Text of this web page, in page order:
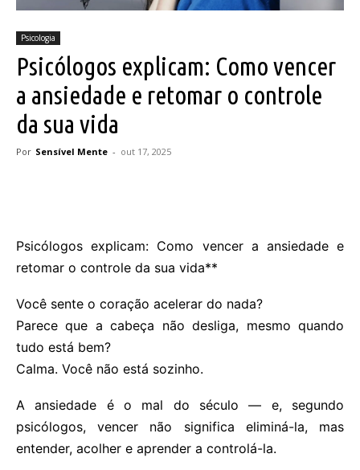
Psicologia
Psicólogos explicam: Como vencer
a ansiedade e retomar o controle
da sua vida
Por Sensível Mente - out 17, 2025
Psicólogos explicam: Como vencer a ansiedade e
retomar o controle da sua vida**
Você sente o coração acelerar do nada?
Parece que a cabeça não desliga, mesmo quando
tudo está bem?
Calma. Você não está sozinho.
A ansiedade é o mal do século — e, segundo
psicólogos, vencer não significa eliminá-la, mas
entender, acolher e aprender a controlá-la.